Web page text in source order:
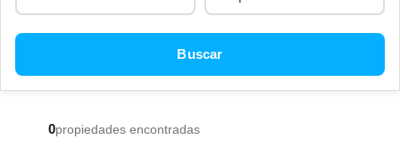
Buscar
0propiedades encontradas